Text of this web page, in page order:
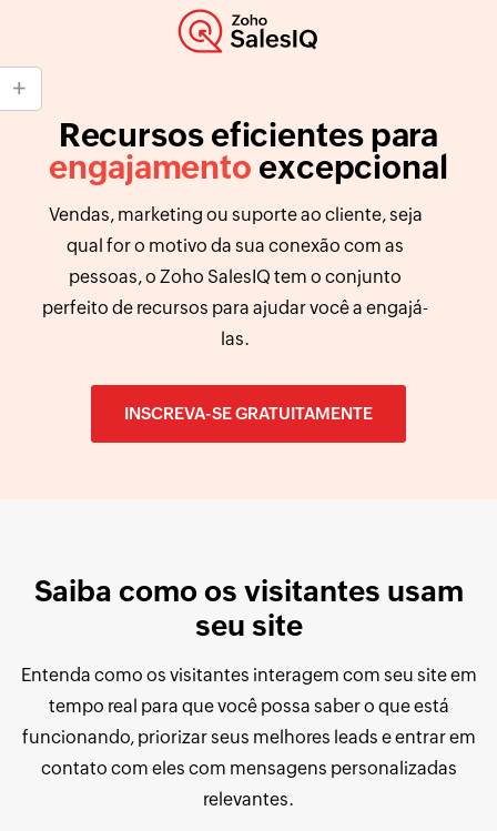
Recursos eficientes para
engajamento excepcional
Vendas, marketing ou suporte ao cliente, seja
qual for o motivo da sua conexão com as
pessoas, o Zoho SalesIQ tem o conjunto
perfeito de recursos para ajudar você a engajá-
las.
INSCREVA-SE GRATUITAMENTE
Saiba como os visitantes usam
seu site
Entenda como os visitantes interagem com seu site em
tempo real para que você possa saber o que está
funcionando, priorizar seus melhores leads e entrar em
contato com eles com mensagens personalizadas
relevantes.